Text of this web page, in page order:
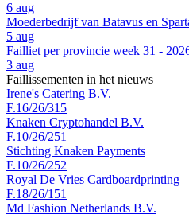
6 aug
Moederbedrijf van Batavus en
5 aug
Failliet per provincie week 31 -
3 aug
Faillissementen in het nieuws
Irene's Catering B.V.
F.16/26/315
Knaken Cryptohandel B.V.
F.10/26/251
Stichting Knaken Payments
F.10/26/252
Royal De Vries Cardboardprinting
F.18/26/151
Md Fashion Netherlands B.V.